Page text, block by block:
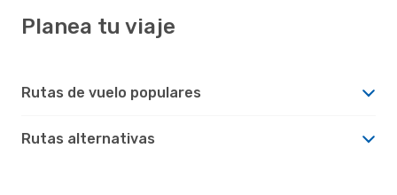
Planea tu viaje
Rutas de vuelo populares
Rutas alternativas